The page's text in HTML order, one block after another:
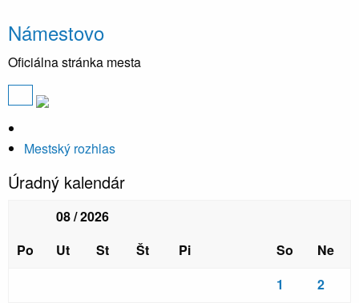
Námestovo
Oficiálna stránka mesta
Mestský rozhlas
Úradný kalendár
08 / 2026
Po
Ut St Št Pi So
Ne
1
2